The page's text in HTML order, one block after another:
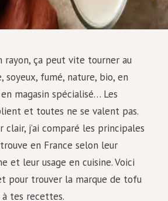
rayon, ça peut vite tourner au
soyeux, fumé, nature, bio, en
magasin spécialisé… Les
et toutes ne se valent pas.
clair, j’ai comparé les principales
en France selon leur
et leur usage en cuisine. Voici
pour trouver la marque de tofu
tes recettes.